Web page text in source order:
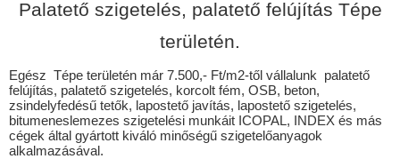
Berettyóújfalu
Biharkeresztes
Biharnagybajom
Bihartorda
Palatető szigetelés, palatető felújítás Tépe
területén.
Egész Tépe területén már 7.500,- Ft/m2-től vállalunk palatető
felújítás, palatető szigetelés, korcolt fém, OSB, beton,
zsindelyfedésű tetők, lapostető javítás, lapostető szigetelés,
bitumeneslemezes szigetelési munkáit ICOPAL, INDEX és más
cégek által gyártott kiváló minőségű szigetelőanyagok
alkalmazásával.